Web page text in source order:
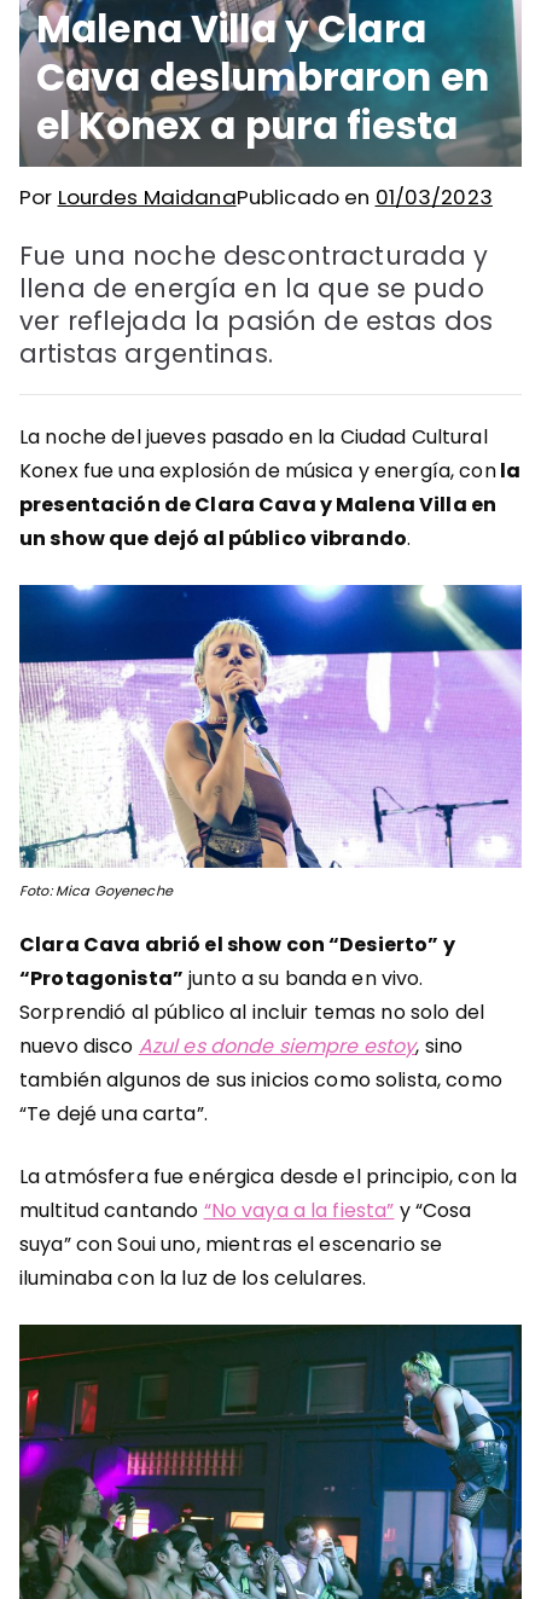
Malena Villa y Clara
Cava deslumbraron en
el Konex a pura fiesta
Por Lourdes MaidanaPublicado en 01/03/2023
Fue una noche descontracturada y
llena de energía en la que se pudo
ver reflejada la pasión de estas dos
artistas argentinas.
La noche del jueves pasado en la Ciudad Cultural
Konex fue una explosión de música y energía, conla
presentación de Clara Cava y Malena Villa en
un show que dejó al público vibrando.
Foto: Mica Goyeneche
Clara Cava abrió el show con “Desierto” y
“Protagonista” junto a su banda en vivo.
Sorprendió al público al incluir temas no solo del
nuevo disco Azul es donde siempre estoy, sino
también algunos de sus inicios como solista, como
“Te dejé una carta”.
La atmósfera fue enérgica desde el principio, con la
multitud cantando “No vaya a la fiesta” y “Cosa
suya” con Soui uno, mientras el escenario se
iluminaba con la luz de los celulares.